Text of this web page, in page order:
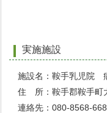
実施施設
施設名：鞍手乳児院
住 所：鞍手郡鞍手町
連絡先：080-8568-